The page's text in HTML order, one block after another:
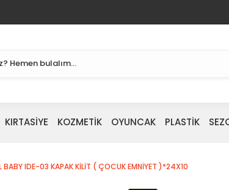
KIRTASİYE KOZMETİK OYUNCAK PLASTİK
BABY IDE-03 KAPAK KİLİT ( ÇOCUK EMNİYET )*24X10